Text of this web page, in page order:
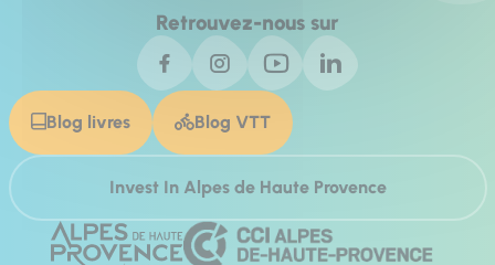
Retrouvez-nous sur
Blog livres Blog VTT
Invest In Alpes de Haute Provence